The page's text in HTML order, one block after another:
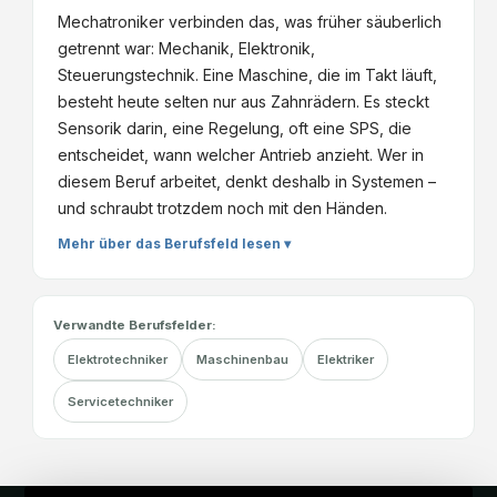
Mechatroniker verbinden das, was früher säuberlich
getrennt war: Mechanik, Elektronik,
Steuerungstechnik. Eine Maschine, die im Takt läuft,
besteht heute selten nur aus Zahnrädern. Es steckt
Sensorik darin, eine Regelung, oft eine SPS, die
entscheidet, wann welcher Antrieb anzieht. Wer in
diesem Beruf arbeitet, denkt deshalb in Systemen –
und schraubt trotzdem noch mit den Händen.
Mehr über das Berufsfeld lesen ▾
Verwandte Berufsfelder:
Elektrotechniker Maschinenbau Elektriker
Servicetechniker